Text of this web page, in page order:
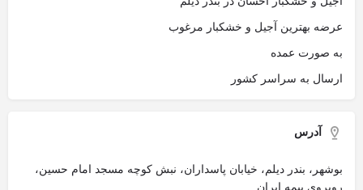
عرضه بهترین آجیل و خشکبار مرغوب
به صورت عمده
ارسال به سراسر کشور
آدرس
بوشهر، بندر دیلم، خیابان پاسداران، نبش کوچه مسجد امام حسین،
روبروی بیمه ایران